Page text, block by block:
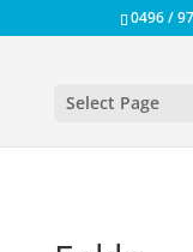
0496 /
Select Page